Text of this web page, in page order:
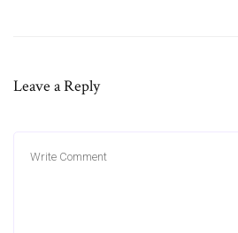
Leave a Reply